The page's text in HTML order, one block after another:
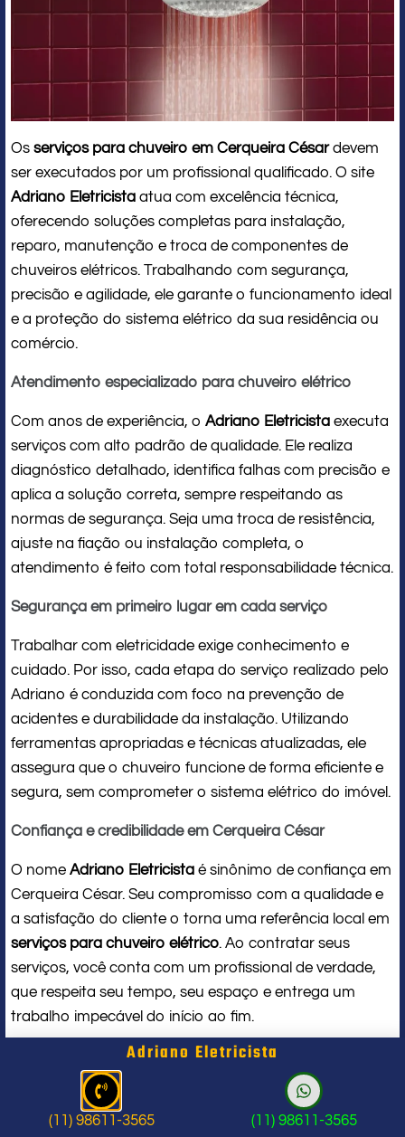
Os serviços para chuveiro em Cerqueira Césardevem
ser executados por um profissional qualificado. O site
Adriano Eletricista atua com excelência técnica,
oferecendo soluções completas para instalação,
reparo, manutenção e troca de componentes de
chuveiros elétricos. Trabalhando com segurança,
precisão e agilidade, ele garante o funcionamento ideal
e a proteção do sistema elétrico da sua residência ou
comércio.
Atendimento especializado para chuveiro elétrico
Com anos de experiência, o Adriano Eletricista executa
serviços com alto padrão de qualidade. Ele realiza
diagnóstico detalhado, identifica falhas com precisão e
aplica a solução correta, sempre respeitando as
normas de segurança. Seja uma troca de resistência,
ajuste na fiação ou instalação completa, o
atendimento é feito com total responsabilidade técnica.
Segurança em primeiro lugar em cada serviço
Trabalhar com eletricidade exige conhecimento e
cuidado. Por isso, cada etapa do serviço realizado pelo
Adriano é conduzida com foco na prevenção de
acidentes e durabilidade da instalação. Utilizando
ferramentas apropriadas e técnicas atualizadas, ele
assegura que o chuveiro funcione de forma eficiente e
segura, sem comprometer o sistema elétrico do imóvel.
Confiança e credibilidade em Cerqueira César
O nome Adriano Eletricista é sinônimo de confiança em
Cerqueira César. Seu compromisso com a qualidade e
a satisfação do cliente o torna uma referência local em
serviços para chuveiro elétrico. Ao contratar seus
serviços, você conta com um profissional de verdade,
que respeita seu tempo, seu espaço e entrega um
trabalho impecável do início ao fim.
Problema com chuveiro: sinais que
indicam a hora de chamar um
profissional
Adriano Eletricista
(11) 98611-3565 (11) 98611-3565